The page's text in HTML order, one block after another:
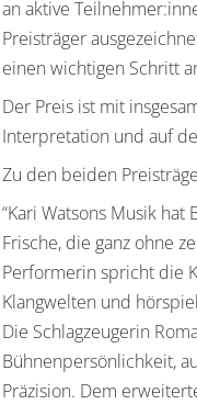
an aktive
Preisträger
einen wichtigen Schritt
Der Preis ist mit
Interpretation und auf
Zu den beiden
“Kari Watsons Musik
Frische, die ganz ohne
Performerin spricht die
Klangwelten und
Die Schlagzeugerin
Bühnenpersönlichkeit,
Präzision. Dem